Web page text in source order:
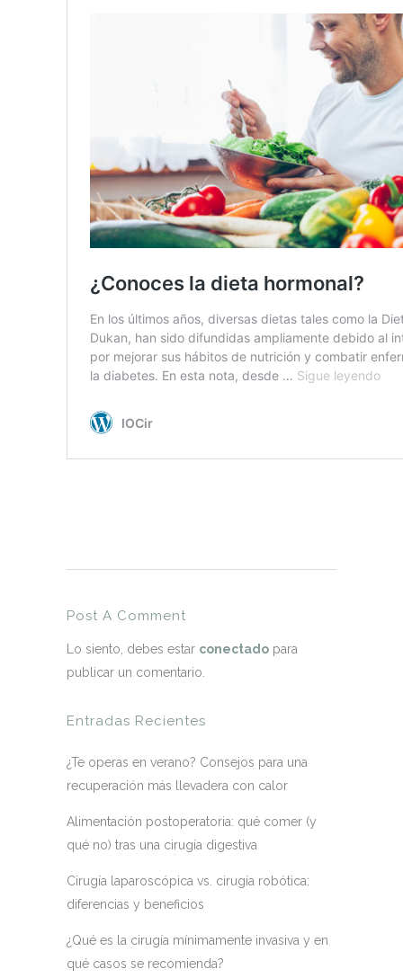
Post A Comment
Lo siento, debes estar conectado para
publicar un comentario.
Entradas Recientes
¿Te operas en verano? Consejos para una
recuperación más llevadera con calor
Alimentación postoperatoria: qué comer (y
qué no) tras una cirugía digestiva
Cirugía laparoscópica vs. cirugía robótica:
diferencias y beneficios
¿Qué es la cirugía mínimamente invasiva y en
qué casos se recomienda?